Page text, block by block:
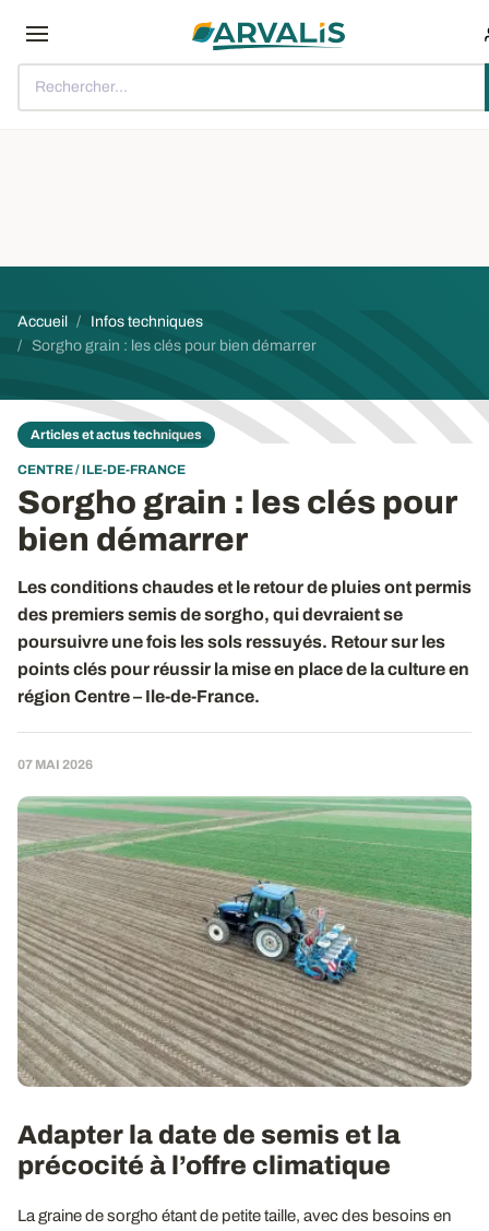
Rechercher...
Fil d'Ariane
Accueil
Infos techniques
Sorgho grain : les clés pour bien démarrer
Articles et actus techniques
CENTRE / ILE-DE-FRANCE
Sorgho grain : les clés pour
bien démarrer
Les conditions chaudes et le retour de pluies ont permis
des premiers semis de sorgho, qui devraient se
poursuivre une fois les sols ressuyés. Retour sur les
points clés pour réussir la mise en place de la culture en
région Centre – Ile-de-France.
07 MAI 2026
Adapter la date de semis et la
précocité à l’offre climatique
La graine de sorgho étant de petite taille, avec des besoins en